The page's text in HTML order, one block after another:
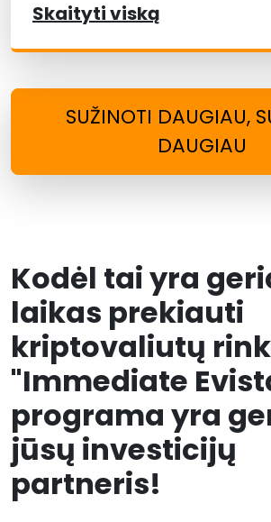
Skaityti viską
SUŽINOTI DAUGIAU,
DAUGIAU
Kodėl tai yra
laikas prekiauti
kriptovaliutų
"Immediate
programa yra
jūsų investicijų
partneris!